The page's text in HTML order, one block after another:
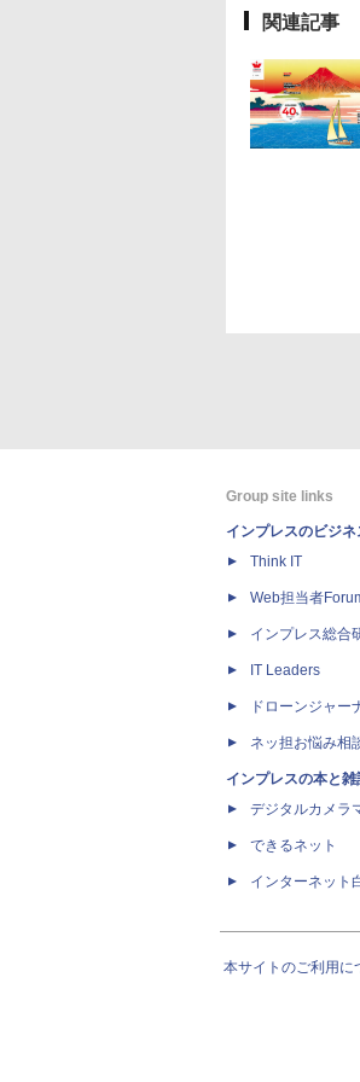
関連記事
Group site links
インプレスのビジ
Think IT
Web担当者
インプレス総合
IT Leaders
ドローンジャー
ネッ担お悩み相
インプレスの本と雑
デジタルカメラ
できるネット
インターネット
本サイトのご利用に